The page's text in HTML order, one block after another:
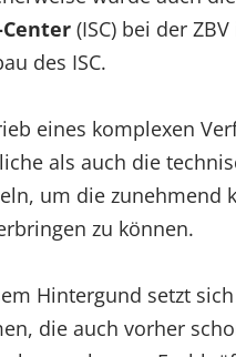
(ISC) bei der
des ISC.
eines komplexen
als auch die
um die zunehmend
zu können.
Hintergund setzt
die auch vorher